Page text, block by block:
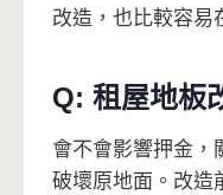
改造，也比較容易
Q: 租屋地板
會不會影響押金，
破壞原地面。改造